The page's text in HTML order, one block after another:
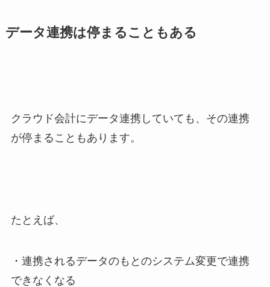
データ連携は停まることもある
クラウド会計にデータ連携していても、その連携
が停まることもあります。
たとえば、
・連携されるデータのもとのシステム変更で連携
できなくなる